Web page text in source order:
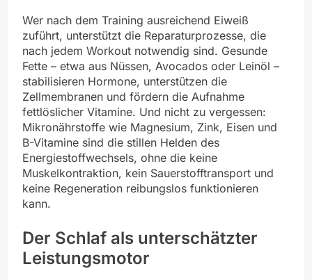
Wer nach dem Training ausreichend Eiweiß
zuführt, unterstützt die Reparaturprozesse, die
nach jedem Workout notwendig sind. Gesunde
Fette – etwa aus Nüssen, Avocados oder Leinöl –
stabilisieren Hormone, unterstützen die
Zellmembranen und fördern die Aufnahme
fettlöslicher Vitamine. Und nicht zu vergessen:
Mikronährstoffe wie Magnesium, Zink, Eisen und
B-Vitamine sind die stillen Helden des
Energiestoffwechsels, ohne die keine
Muskelkontraktion, kein Sauerstofftransport und
keine Regeneration reibungslos funktionieren
kann.
Der Schlaf als unterschätzter
Leistungsmotor